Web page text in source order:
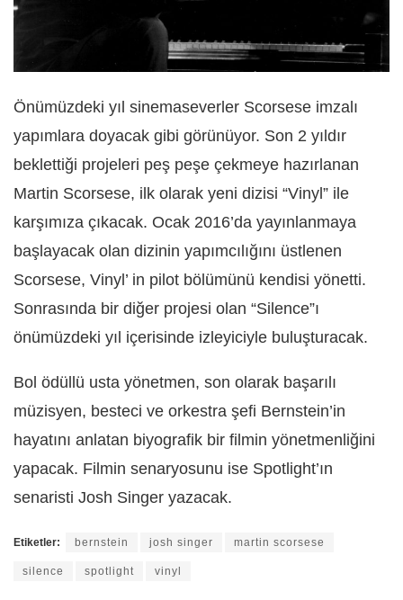
Önümüzdeki yıl sinemaseverler Scorsese imzalı
yapımlara doyacak gibi görünüyor. Son 2 yıldır
beklettiği projeleri peş peşe çekmeye hazırlanan
Martin Scorsese, ilk olarak yeni dizisi “Vinyl” ile
karşımıza çıkacak. Ocak 2016’da yayınlanmaya
başlayacak olan dizinin yapımcılığını üstlenen
Scorsese, Vinyl’ in pilot bölümünü kendisi yönetti.
Sonrasında bir diğer projesi olan “Silence”ı
önümüzdeki yıl içerisinde izleyiciyle buluşturacak.
Bol ödüllü usta yönetmen, son olarak başarılı
müzisyen, besteci ve orkestra şefi Bernstein’in
hayatını anlatan biyografik bir filmin yönetmenliğini
yapacak. Filmin senaryosunu ise Spotlight’ın
senaristi Josh Singer yazacak.
Etiketler: bernstein josh singer martin scorsese
silence spotlight vinyl